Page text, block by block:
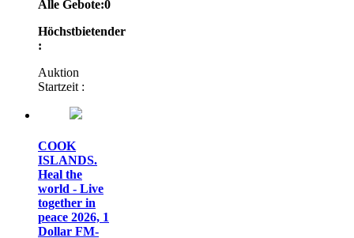
Alle Gebote:0
Höchstbietender
:
Auktion
Startzeit :
COOK
ISLANDS.
Heal the
world - Live
together in
peace 2026, 1
Dollar FM-